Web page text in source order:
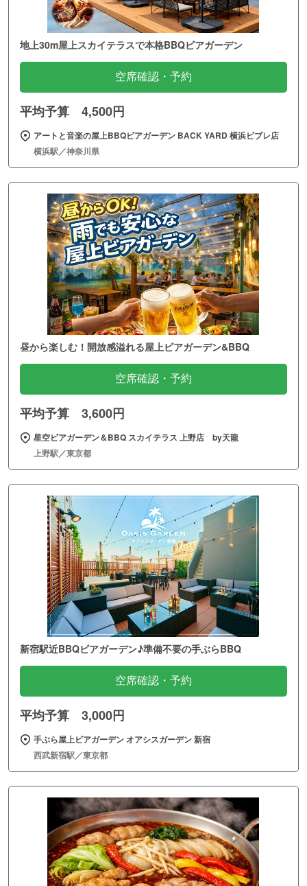
地上30m屋上スカイテラスで本格BBQビアガーデン
空席確認・予約
平均予算 4,500円
アートと音楽の屋上BBQビアガーデン BACK YARD 横浜ビブレ店
横浜駅／神奈川県
昼から楽しむ！開放感溢れる屋上ビアガーデン&BBQ
空席確認・予約
平均予算 3,600円
星空ビアガーデン＆BBQ スカイテラス 上野店 by天龍
上野駅／東京都
新宿駅近BBQビアガーデン♪準備不要の手ぶらBBQ
空席確認・予約
平均予算 3,000円
手ぶら屋上ビアガーデン オアシスガーデン 新宿
西武新宿駅／東京都